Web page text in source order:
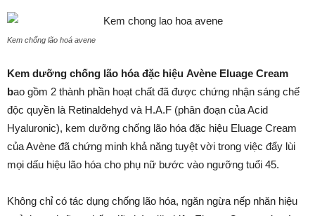
Kem chống lão hoá avene
Kem dưỡng chống lão hóa đặc hiệu Avène Eluage Cream
bao gồm 2 thành phần hoạt chất đã được chứng nhận sáng chế
độc quyền là Retinaldehyd và H.A.F (phân đoạn của Acid
Hyaluronic), kem dưỡng chống lão hóa đặc hiệu Eluage Cream
của Avène đã chứng minh khả năng tuyệt vời trong việc đẩy lùi
mọi dấu hiệu lão hóa cho phụ nữ bước vào ngưỡng tuổi 45.
Không chỉ có tác dụng chống lão hóa, ngăn ngừa nếp nhăn hiệu